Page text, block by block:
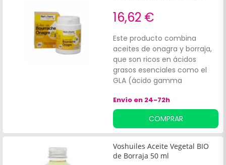
contiene vitamina E. De color
amarillo a verde, posee una
ligera fragancia. De color
entre amarillo y verde, tiene
una ligera fragancia y se
fabrica en Francia.
16,62 €
Este producto combina
aceites de onagra y borraja,
que son ricos en ácidos
grasos esenciales como el
GLA (ácido gamma
incluyen:Nutrientes para la
piel: ayuda a nutrir la piel y
fortalecer las uñas.
Envío en 24-72h
COMPRAR
Voshuiles Aceite Vegetal BIO
de Borraja 50 ml